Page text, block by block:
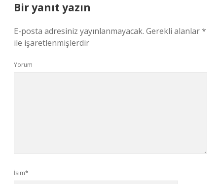
Bir yanıt yazın
E-posta adresiniz yayınlanmayacak. Gerekli alanlar*
ile işaretlenmişlerdir
Yorum
İsim*